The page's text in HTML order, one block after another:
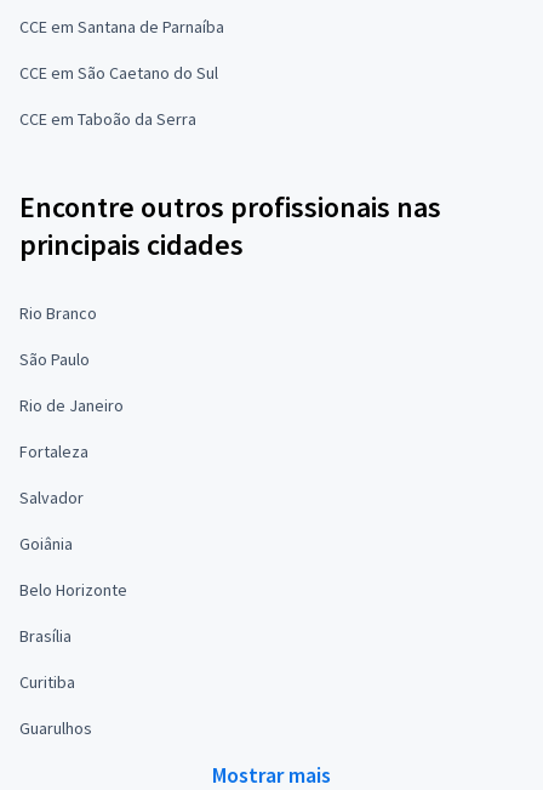
CCE em Santana de Parnaíba
CCE em São Caetano do Sul
CCE em Taboão da Serra
Encontre outros profissionais nas
principais cidades
Rio Branco
São Paulo
Rio de Janeiro
Fortaleza
Salvador
Goiânia
Belo Horizonte
Brasília
Curitiba
Guarulhos
Mostrar mais